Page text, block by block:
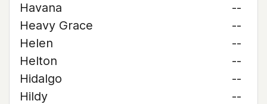
Havana
--
Heavy Grace
--
Helen
--
Helton
--
Hidalgo
--
Hildy
--